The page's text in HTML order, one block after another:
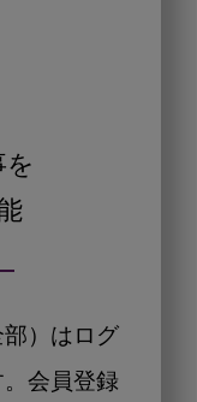
を
）はログ
会員登録